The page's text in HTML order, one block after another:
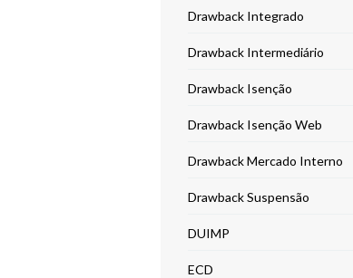
Drawback Integrado
Drawback Intermediário
Drawback Isenção
Drawback Isenção Web
Drawback Mercado Interno
Drawback Suspensão
DUIMP
ECD